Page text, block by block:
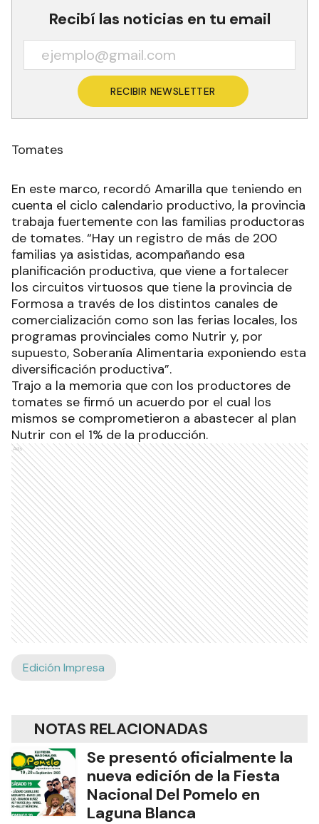
Recibí las noticias en tu email
RECIBIR NEWSLETTER
Tomates
En este marco, recordó Amarilla que teniendo en
cuenta el ciclo calendario productivo, la provincia
trabaja fuertemente con las familias productoras
de tomates. “Hay un registro de más de 200
familias ya asistidas, acompañando esa
planificación productiva, que viene a fortalecer
los circuitos virtuosos que tiene la provincia de
Formosa a través de los distintos canales de
comercialización como son las ferias locales, los
programas provinciales como Nutrir y, por
supuesto, Soberanía Alimentaria exponiendo esta
diversificación productiva”.
Trajo a la memoria que con los productores de
tomates se firmó un acuerdo por el cual los
mismos se comprometieron a abastecer al plan
Nutrir con el 1% de la producción.
Ads
Edición Impresa
NOTAS RELACIONADAS
Se presentó oficialmente la
nueva edición de la Fiesta
Nacional Del Pomelo en
Laguna Blanca